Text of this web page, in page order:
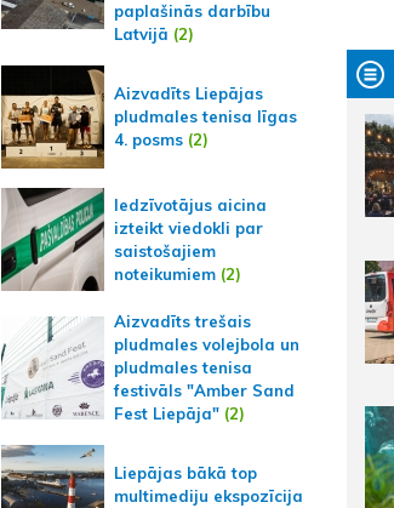
paplašinās darbību
Latvijā (2)
Aizvadīts Liepājas
pludmales tenisa līgas
4. posms(2)
Iedzīvotājus aicina
izteikt viedokli par
saistošajiem
noteikumiem (2)
Aizvadīts trešais
pludmales volejbola un
pludmales tenisa
festivāls "Amber Sand
Fest Liepāja"(2)
Liepājas bākā top
multimediju ekspozīcija